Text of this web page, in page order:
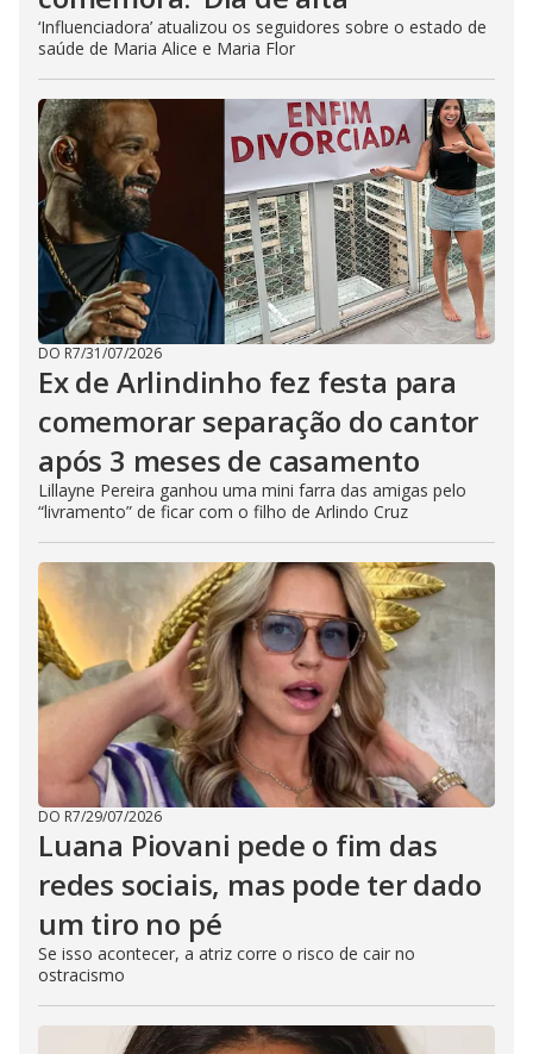
‘Influenciadora’ atualizou os seguidores sobre o estado de
saúde de Maria Alice e Maria Flor
DO R7/31/07/2026
Ex de Arlindinho fez festa para
comemorar separação do cantor
após 3 meses de casamento
Lillayne Pereira ganhou uma mini farra das amigas pelo
“livramento” de ficar com o filho de Arlindo Cruz
DO R7/29/07/2026
Luana Piovani pede o fim das
redes sociais, mas pode ter dado
um tiro no pé
Se isso acontecer, a atriz corre o risco de cair no
ostracismo